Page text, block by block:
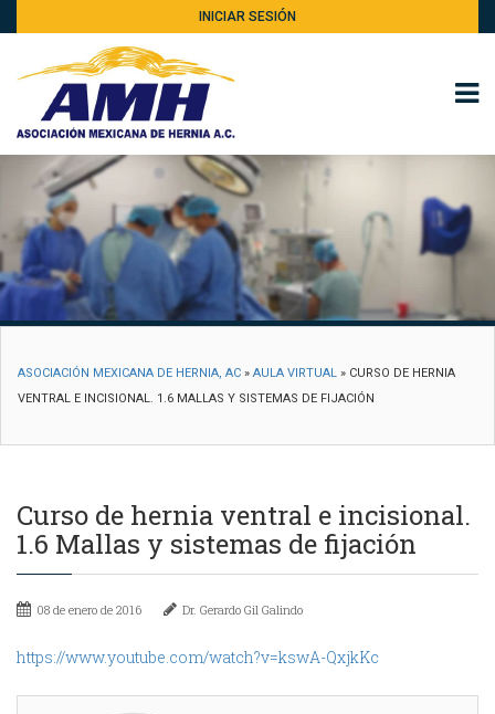
INICIAR SESIÓN
ASOCIACIÓN MEXICANA DE HERNIA, AC » AULA VIRTUAL » CURSO DE HERNIA
VENTRAL E INCISIONAL. 1.6 MALLAS Y SISTEMAS DE FIJACIÓN
Curso de hernia ventral e incisional.
1.6 Mallas y sistemas de fijación
08 de enero de 2016 Dr. Gerardo Gil Galindo
https://www.youtube.com/watch?v=kswA-QxjkKc